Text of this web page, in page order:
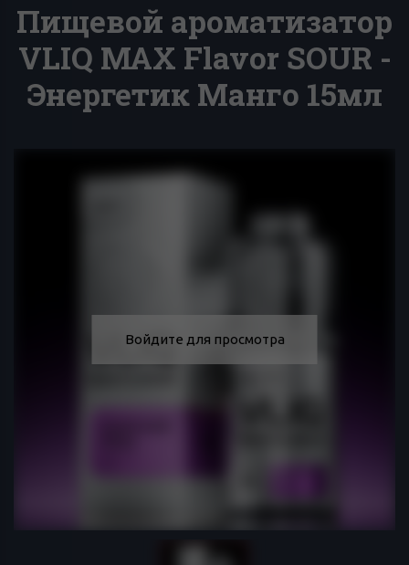
Пищевой ароматизатор
VLIQ MAX Flavor SOUR -
Энергетик Манго 15мл
Войдите для просмотра